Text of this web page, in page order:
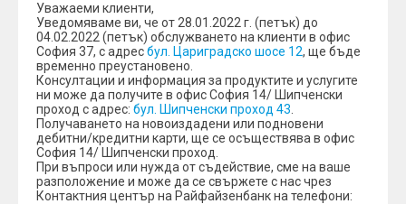
Уважаеми клиенти,
Уведомяваме ви, че от 28.01.2022 г. (петък) до
04.02.2022 (петък) обслужването на клиенти в офис
София 37, с адресбул. Цариградско шосе 12, ще бъде
временно преустановено.
Консултации и информация за продуктите и услугите
ни може да получите в офис София 14/ Шипченски
проход с адрес: бул. Шипченски проход 43
Получаването на новоиздадени или подновени
дебитни/кредитни карти, ще се осъществява в офис
София 14/ Шипченски проход.
При въпроси или нужда от съдействие, сме на ваше
разположение и може да се свържете с нас чрез
Контактния център на Райфайзенбанк на телефони: